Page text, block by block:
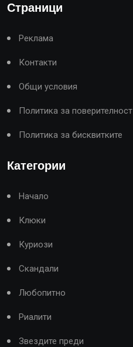
Страници
Реклама
Контакти
Общи условия
Политика за поверителност
Политика за бисквитките
Категории
Начало
Клюки
Куриози
Скандали
Любопитно
Риалити
Звездите преди